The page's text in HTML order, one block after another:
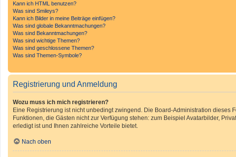
Kann ich HTML benutzen?
Was sind Smileys?
Kann ich Bilder in meine Beiträge einfügen?
Was sind globale Bekanntmachungen?
Was sind Bekanntmachungen?
Was sind wichtige Themen?
Was sind geschlossene Themen?
Was sind Themen-Symbole?
Registrierung und Anmeldung
Wozu muss ich mich registrieren?
Eine Registrierung ist nicht unbedingt zwingend. Die Board-Administration dieses
Funktionen, die Gästen nicht zur Verfügung stehen: zum Beispiel Avatarbilder,
erledigt ist und Ihnen zahlreiche Vorteile bietet.
Nach oben